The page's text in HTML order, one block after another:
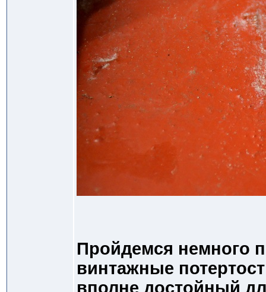
Пройдемся немного
винтажные
вполне достойный